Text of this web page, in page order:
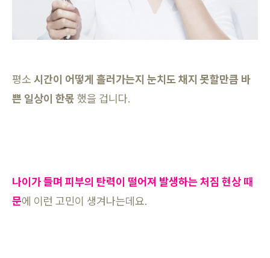
평소 시간이 어떻게 흘러가는지 눈치도 채지 못할만큼 바
쁜 일상이 한몫 했을 겁니다.
나이가 들며 피부의 탄력이 떨어져 발생하는 처짐 현상 때
문에 이런 고민이 생겨나는데요.